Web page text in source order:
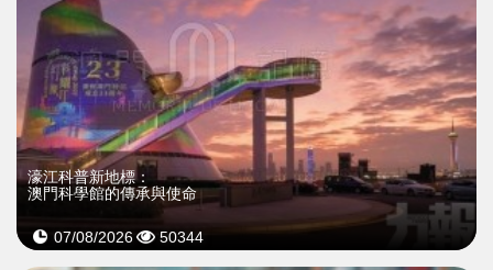
濠江科普新地標：
澳門科學館的傳承與使命
07/08/2026 50344